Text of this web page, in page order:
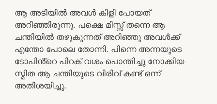
ആ അടിയിൽ അവൾ കിളി പോയത്
അറിഞ്ഞിരുന്നു. പക്ഷെ മിസ്സ്‌ തന്നെ ആ
ചന്തിയിൽ തഴുകുന്നത് അറിഞ്ഞു അവൾക്ക്
എന്തോ പോലെ തോന്നി. പിന്നെ അന്നയുടെ
ടോപിൻ്റെ പിറക് വശം പൊന്തിച്ചു നോക്കിയ
സ്മിത ആ ചന്തിയുടെ വിരിവ് കണ്ട് ഒന്ന്
അതിശയിച്ചു.